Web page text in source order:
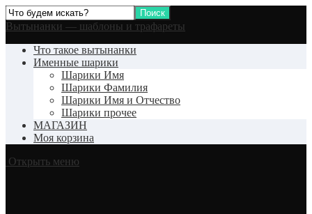
Вытынанки — шаблоны и трафареты
Что такое вытынанки
Именные шарики
Шарики Имя
Шарики Фамилия
Шарики Имя и Отчество
Шарики прочее
МАГАЗИН
Моя корзина
Открыть меню